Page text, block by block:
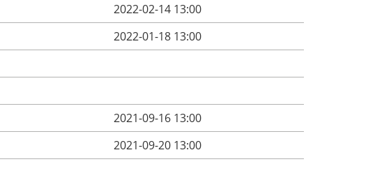
2022-02-14 13:00
2022-01-18 13:00
2021-09-16 13:00
2021-09-20 13:00